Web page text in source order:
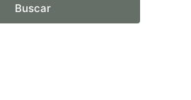
Buscar